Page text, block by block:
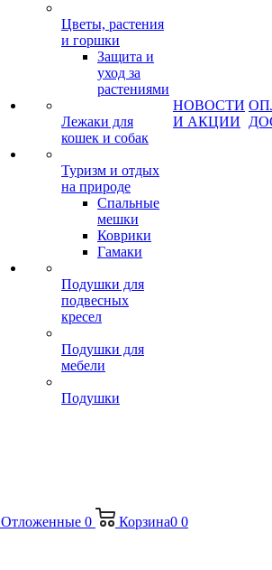
Цветы, растения
и горшки
Защита и
уход за
растениями
Лежаки для
кошек и собак
Туризм и отдых
на природе
Спальные
мешки
Коврики
Гамаки
Подушки для
подвесных
кресел
Подушки для
мебели
Подушки
НОВОСТИ
И АКЦИИ
Отложенные 0 Корзина0 0